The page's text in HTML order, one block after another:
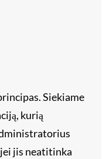
Siekiame
kurią
jis neatitinka